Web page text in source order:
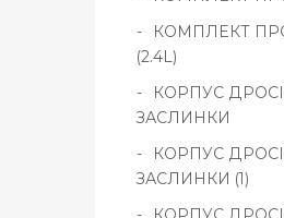
КОМПЛЕКТ
(2.4L)
КОРПУС
ЗАСЛИНКИ
КОРПУС
ЗАСЛИНКИ (1)